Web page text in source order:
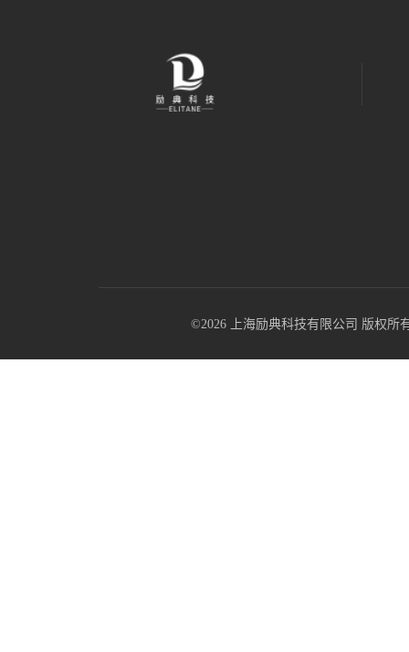
©2026 上海励典科技有限公司 版权所